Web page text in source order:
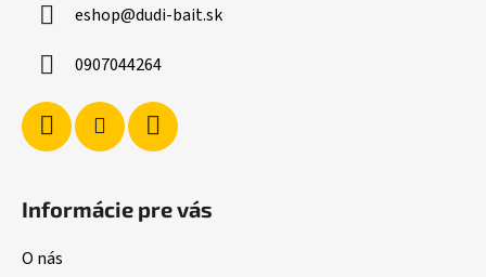
eshop@dudi-bait.sk
0907044264
Informácie pre vás
O nás